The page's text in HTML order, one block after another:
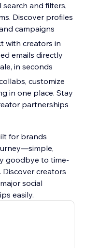
and filters,
Discover profiles
campaigns
with creators in
emails directly
in seconds
customize
in one place. Stay
partnerships
for brands
goodbye to time-
creators
social
easily.